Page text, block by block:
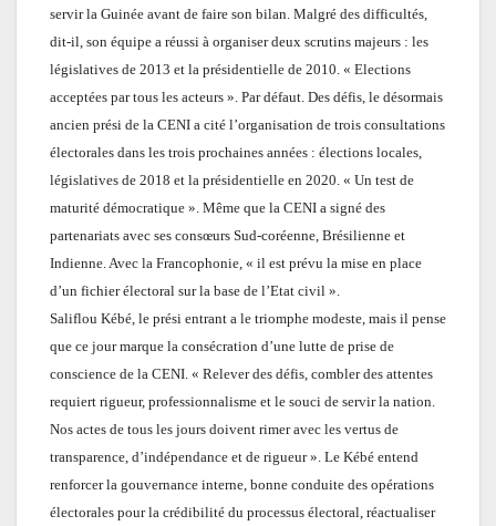
servir la Guinée avant de faire son bilan. Malgré des difficultés,
dit-il, son équipe a réussi à organiser deux scrutins majeurs : les
législatives de 2013 et la présidentielle de 2010. « Elections
acceptées par tous les acteurs ». Par défaut. Des défis, le désormais
ancien prési de la CENI a cité l’organisation de trois consultations
électorales dans les trois prochaines années : élections locales,
législatives de 2018 et la présidentielle en 2020. « Un test de
maturité démocratique ». Même que la CENI a signé des
partenariats avec ses consœurs Sud-coréenne, Brésilienne et
Indienne. Avec la Francophonie, « il est prévu la mise en place
d’un fichier électoral sur la base de l’Etat civil ».
Saliflou Kébé, le prési entrant a le triomphe modeste, mais il pense
que ce jour marque la consécration d’une lutte de prise de
conscience de la CENI. « Relever des défis, combler des attentes
requiert rigueur, professionnalisme et le souci de servir la nation.
Nos actes de tous les jours doivent rimer avec les vertus de
transparence, d’indépendance et de rigueur ». Le Kébé entend
renforcer la gouvernance interne, bonne conduite des opérations
électorales pour la crédibilité du processus électoral, réactualiser